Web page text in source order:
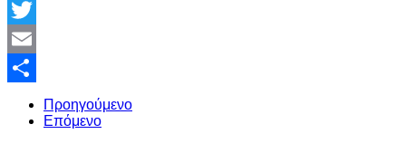
Facebook
Twitter
Email
Share
Προηγούμενο
Επόμενο